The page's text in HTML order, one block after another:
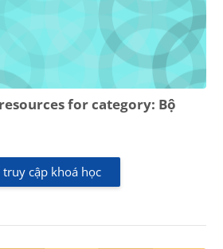
for category: Bộ
cập khoá học